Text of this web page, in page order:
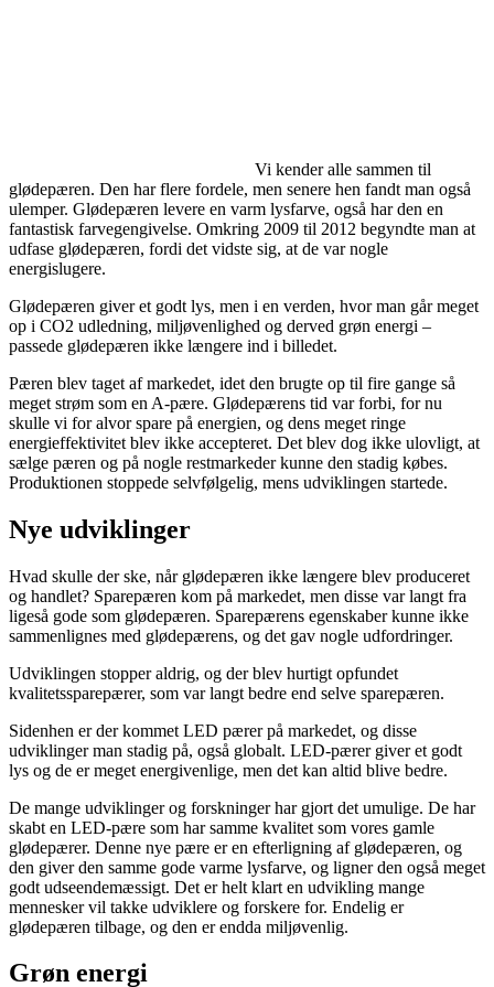
Vi kender alle sammen til
glødepæren. Den har flere fordele, men senere hen fandt man også
ulemper. Glødepæren levere en varm lysfarve, også har den en
fantastisk farvegengivelse. Omkring 2009 til 2012 begyndte man at
udfase glødepæren, fordi det vidste sig, at de var nogle
energislugere.
Glødepæren giver et godt lys, men i en verden, hvor man går meget
op i CO2 udledning, miljøvenlighed og derved grøn energi –
passede glødepæren ikke længere ind i billedet.
Pæren blev taget af markedet, idet den brugte op til fire gange så
meget strøm som en A-pære. Glødepærens tid var forbi, for nu
skulle vi for alvor spare på energien, og dens meget ringe
energieffektivitet blev ikke accepteret. Det blev dog ikke ulovligt, at
sælge pæren og på nogle restmarkeder kunne den stadig købes.
Produktionen stoppede selvfølgelig, mens udviklingen startede.
Nye udviklinger
Hvad skulle der ske, når glødepæren ikke længere blev produceret
og handlet? Sparepæren kom på markedet, men disse var langt fra
ligeså gode som glødepæren. Sparepærens egenskaber kunne ikke
sammenlignes med glødepærens, og det gav nogle udfordringer.
Udviklingen stopper aldrig, og der blev hurtigt opfundet
kvalitetssparepærer, som var langt bedre end selve sparepæren.
Sidenhen er der kommet LED pærer på markedet, og disse
udviklinger man stadig på, også globalt. LED-pærer giver et godt
lys og de er meget energivenlige, men det kan altid blive bedre.
De mange udviklinger og forskninger har gjort det umulige. De har
skabt en LED-pære som har samme kvalitet som vores gamle
glødepærer. Denne nye pære er en efterligning af glødepæren, og
den giver den samme gode varme lysfarve, og ligner den også meget
godt udseendemæssigt. Det er helt klart en udvikling mange
mennesker vil takke udviklere og forskere for. Endelig er
glødepæren tilbage, og den er endda miljøvenlig.
Grøn energi